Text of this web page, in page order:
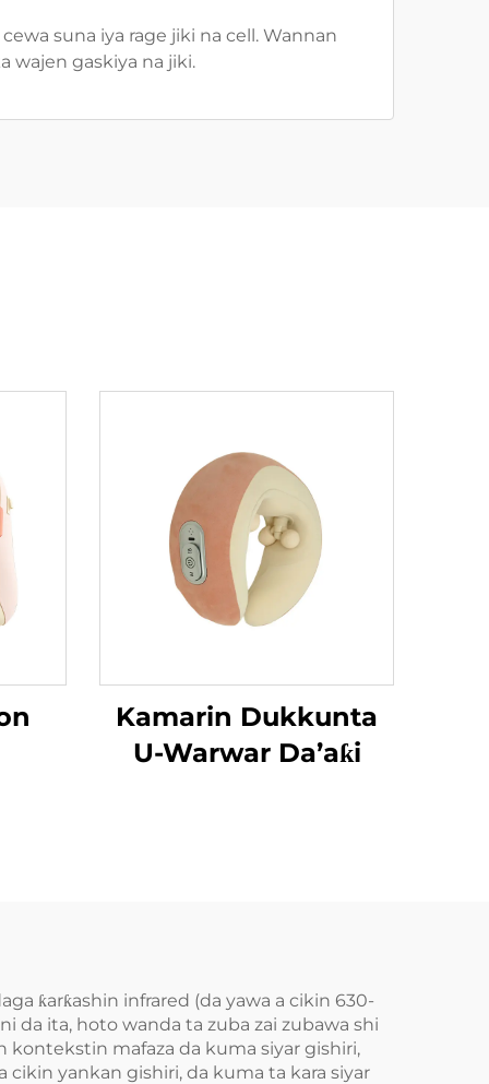
suna iya rage jiki na cell. Wannan
wajen gaskiya na jiki.
Kamarin Dukkunta
U-Warwar Da’aƙi
ƙarƙashin infrared (da yawa a cikin 630-
da ita, hoto wanda ta zuba zai zubawa shi
kontekstin mafaza da kuma siyar gishiri,
cikin yankan gishiri, da kuma ta kara siyar